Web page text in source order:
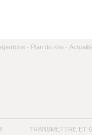
- Plan du site -
TRANSMETTRE ET